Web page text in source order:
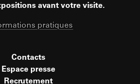
avant votre visite.
pratiques
Contacts
Espace presse
Recrutement